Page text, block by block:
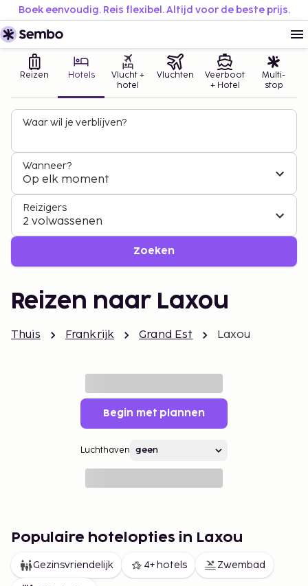
Boek eenvoudig. Reis flexibel. Altijd voor de beste prijs.
Reizen Hotels
Vlucht +
hotel
Vluchten
Veerboot
+ Hotel
Multi-
stop
Waar wil je verblijven?
Wanneer?
Op elk moment
Reizigers
2 volwassenen
Zoeken
Reizen naar Laxou
Thuis Frankrijk Grand Est Laxou
Begin met plannen
Luchthaven
Populaire hotelopties in Laxou
Gezinsvriendelijk 4+ hotels Zwembad